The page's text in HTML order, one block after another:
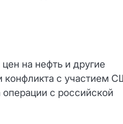
на нефть и другие
конфликта с участием
с российской